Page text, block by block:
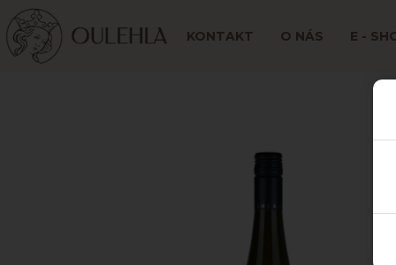
KONTAKT O NÁS E -